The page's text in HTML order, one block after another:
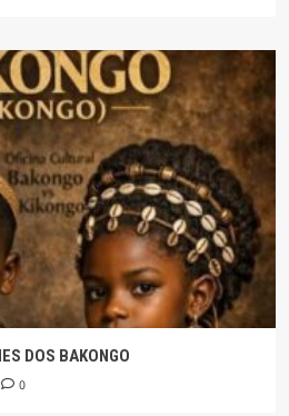
DOS BAKONGO
0